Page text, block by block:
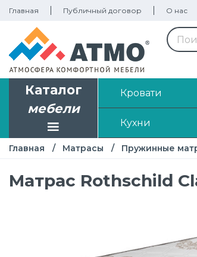
Главная Публичный договор О нас
Каталог
мебели
Кровати
Кухни
Главная Матрасы Пружинные
Матрас Rothschild